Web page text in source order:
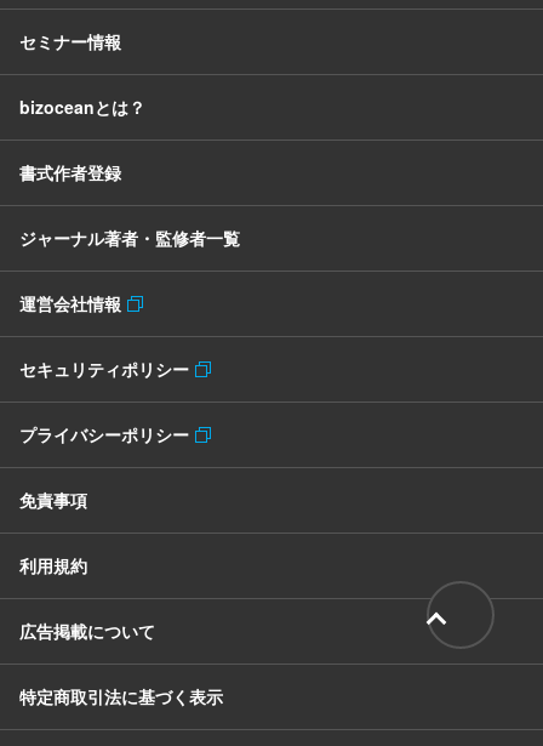
セミナー情報
bizoceanとは？
書式作者登録
ジャーナル著者・監修者一覧
運営会社情報
セキュリティポリシー
プライバシーポリシー
免責事項
利用規約
広告掲載について
特定商取引法に基づく表示